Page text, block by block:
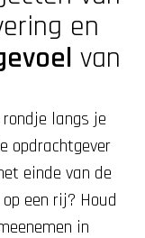
en
van
langs je
opdrachtgever
einde van de
een rij? Houd
in